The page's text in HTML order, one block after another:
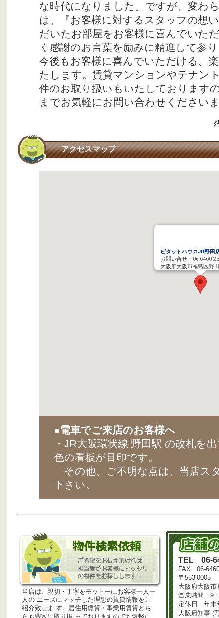
な時代になりました。ですが、変わ
は、『お客様に対するスタッフの想
だいたお部屋をお客様に喜んでいた
く感謝のお言葉を励みに精進して参
今後もお客様に喜んでいただける、
たします。賃貸マンションやテナン
件のお取り扱いもいたしております
までお気軽にお問い合わせください
アクセスマップ
ピタットハウスJR野田
お問い合せ：06-6460-
大阪府大阪市福島区野
●電車でご来店のお客様へ
・JR大阪環状線 野田駅 の改札を
色の看板が目印です。
その他、ご不明な点は、当店ス
下さい。
TEL 06-
FAX 06-
〒553-0005
大阪府大阪市
営業時間 9
定休日 年末
大阪府知事
当店は、親切・丁寧をモットーにお客様一人一
人の ニーズにマッチした理想の賃貸情報をご
紹介致しま す。居住用賃貸・事業用賃貸どち
らも豊富に取り扱 っておりますのでお気軽に